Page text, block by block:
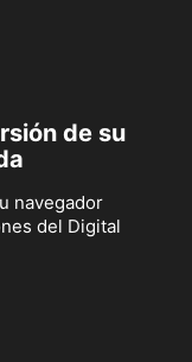
de su
navegador
del Digital